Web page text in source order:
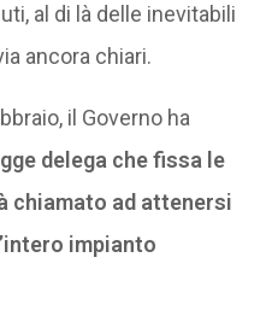
al di là delle inevitabili
ancora chiari.
il Governo ha
delega che fissa le
chiamato ad attenersi
impianto